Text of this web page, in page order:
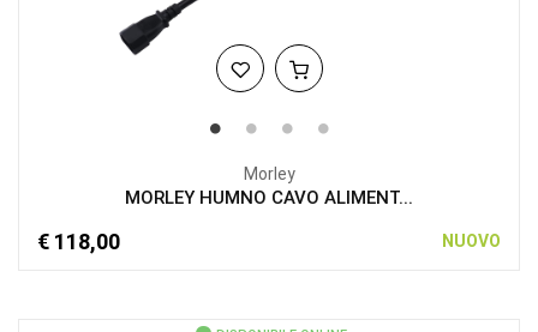
Morley
MORLEY HUMNO CAVO ALIMENT...
€ 118,00 NUOVO